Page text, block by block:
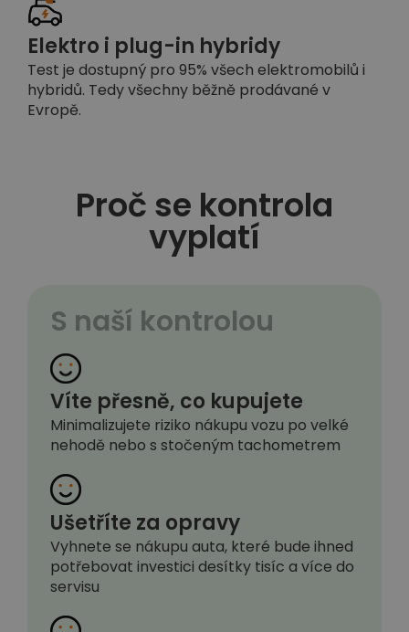
Elektro i plug-in hybridy
Test je dostupný pro 95% všech elektromobilů i
hybridů. Tedy všechny běžně prodávané v
Evropě.
Proč se kontrola
vyplatí
S naší kontrolou
Víte přesně, co kupujete
Minimalizujete riziko nákupu vozu po velké
nehodě nebo s stočeným tachometrem
Ušetříte za opravy
Vyhnete se nákupu auta, které bude ihned
potřebovat investici desítky tisíc a více do
servisu